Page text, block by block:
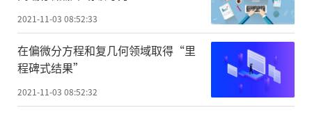
2021-11-03 08:52:33
在偏微分方程和复几何领域取得“里
程碑式结果”
2021-11-03 08:52:32